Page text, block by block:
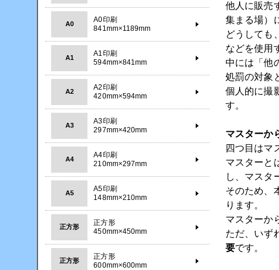
他人に販売
集まる場）
どうしても
などを使用
中には「他
処罰の対象
個人的に撮
す。
マスターか
四つ目はマ
マスターと
し、マスタ
そのため、
ります。
マスターか
ただ、いず
要です。
A0
A0印刷
841mm×1189mm
A1
A1印刷
594mm×841mm
A2
A2印刷
420mm×594mm
A3
A3印刷
297mm×420mm
A4
A4印刷
210mm×297mm
A5
A5印刷
148mm×210mm
正方形
正方形
450mm×450mm
正方形
正方形
600mm×600mm